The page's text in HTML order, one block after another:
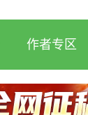
作者专区